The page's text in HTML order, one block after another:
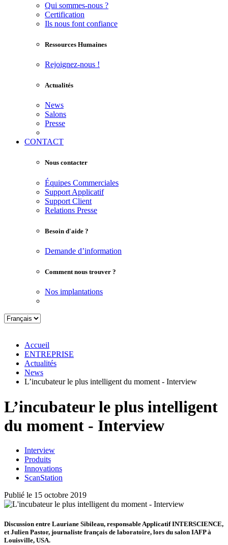
Qui sommes-nous ?
Certification
Ils nous font confiance
Ressources Humaines
Rejoignez-nous !
Actualités
News
Salons
Presse
CONTACT
Nous contacter
Équipes Commerciales
Support Applicatif
Support Client
Relations Presse
Besoin d'aide ?
Demande d’information
Comment nous trouver ?
Nos implantations
Accueil
ENTREPRISE
Actualités
News
L’incubateur le plus intelligent du moment - Interview
L’incubateur le plus intelligent
du moment - Interview
Interview
Produits
Innovations
ScanStation
Publié le 15 octobre 2019
Discussion entre Lauriane Sibileau, responsable Applicatif INTERSCIENCE,
et Julien Pastor, journaliste français de laboratoire, lors du salon IAFP à
Louisville, USA.